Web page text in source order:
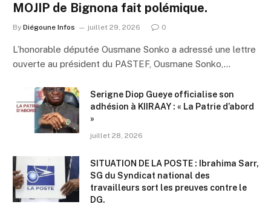
MOJIP de Bignona fait polémique.
By Diégoune Infos juillet 29, 2026 0
L’honorable députée Ousmane Sonko a adressé une lettre
ouverte au président du PASTEF, Ousmane Sonko,…
Serigne Diop Gueye officialise son
adhésion à KIIRAAY : « La Patrie d’abord
»
juillet 28, 2026
SITUATION DE LA POSTE : Ibrahima Sarr,
SG du Syndicat national des
travailleurs sort les preuves contre le
DG.